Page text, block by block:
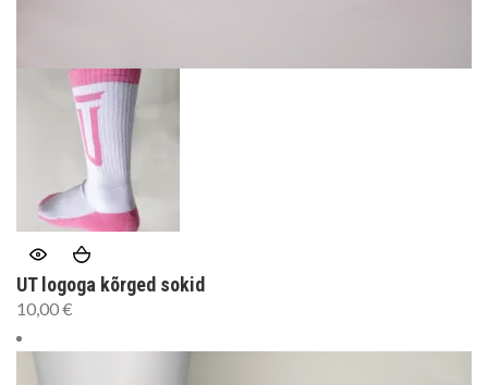
UT logoga kõrged sokid
10,00€